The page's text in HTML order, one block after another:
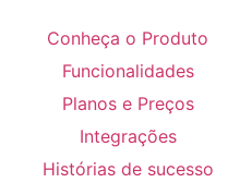
Conheça o Produto
Funcionalidades
Planos e Preços
Integrações
Histórias de sucesso